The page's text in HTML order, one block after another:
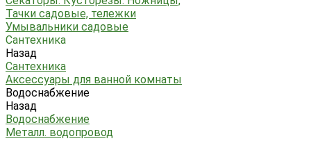
Тачки садовые, тележки
Умывальники садовые
Сантехника
Назад
Сантехника
Аксессуары для ванной комнаты
Водоснабжение
Назад
Водоснабжение
Металл. водопровод